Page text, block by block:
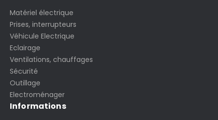
Matériel électrique
Prises, interrupteurs
Véhicule Electrique
Eclairage
Ventilations, chauffages
Sécurité
Outillage
Electroménager
Informations